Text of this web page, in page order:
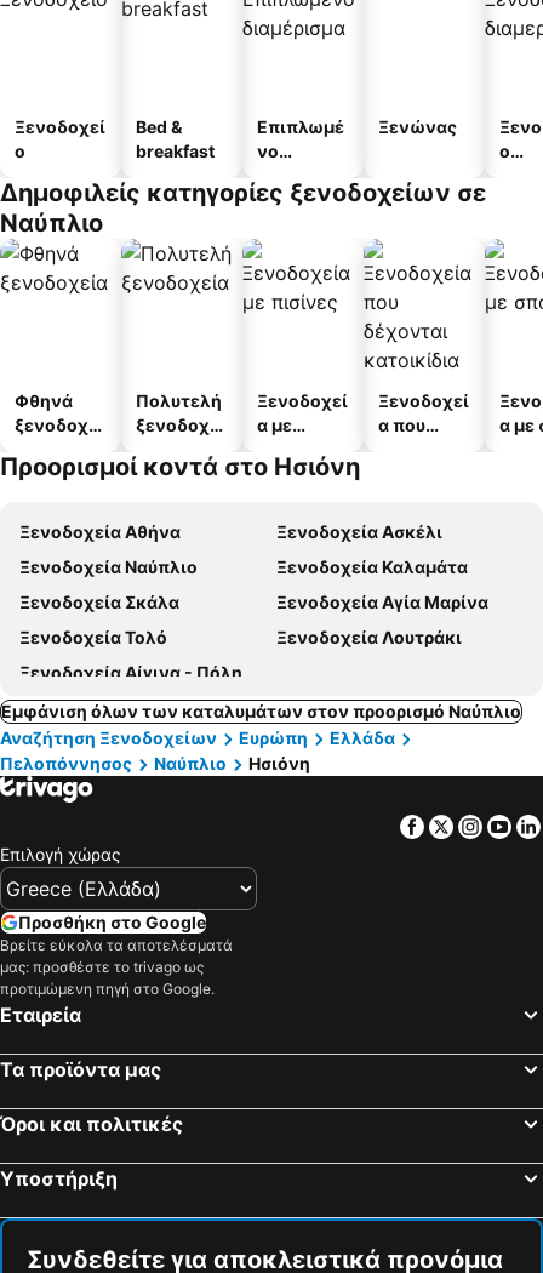
Ξενοδοχεί
ο
Bed &
breakfast
Επιπλωμέ
νο
α
Ξενώνας
ο
Δημοφιλείς κατηγορίες ξενοδοχείων σε
Ναύπλιο
Φθηνά
ξενοδοχεί
Πολυτελή
ξενοδοχεί
Ξενοδοχεί
α με
Ξενοδοχεί
α που
α με
Προορισμοί κοντά στο Ησιόνη
Ξενοδοχεία Αθήνα
Ξενοδοχεία Ασκέλι
Ξενοδοχεία Ναύπλιο
Ξενοδοχεία Καλαμάτα
Ξενοδοχεία Σκάλα
Ξενοδοχεία Αγία Μαρίνα
Ξενοδοχεία Τολό
Ξενοδοχεία Λουτράκι
Ξενοδοχεία Αίγινα - Πόλη
Εμφάνιση όλων των καταλυμάτων στον προορισμό Ναύπλιο
Αναζήτηση Ξενοδοχείων
Ευρώπη
Ελλάδα
Πελοπόννησος
Ναύπλιο Ησιόνη
Facebook
Twitter
Επιλογή χώρας
Προσθήκη στο Google
Βρείτε εύκολα τα αποτελέσματά
μας: προσθέστε το trivago ως
προτιμώμενη πηγή στο Google.
Εταιρεία
Τα προϊόντα μας
Όροι και πολιτικές
Υποστήριξη
Συνδεθείτε για αποκλειστικά προνόμια